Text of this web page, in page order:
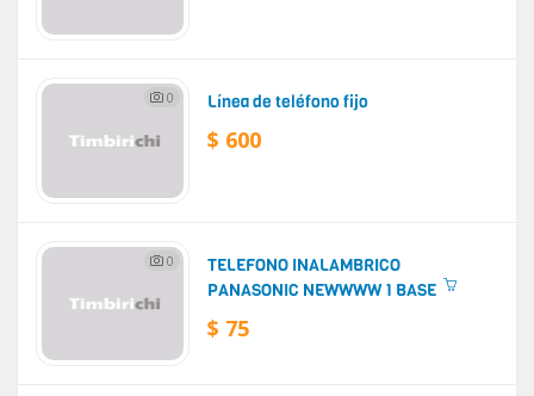
0 Línea de teléfono fijo
$ 600
0
TELEFONO INALAMBRICO
PANASONIC NEWWWW 1 BASE
$ 75